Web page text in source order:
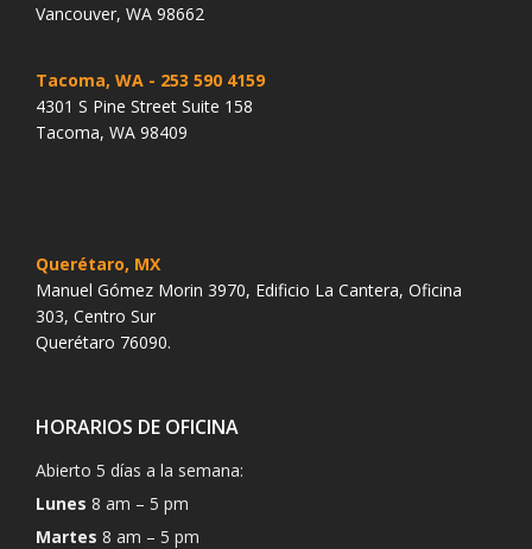
Vancouver, WA 98662
Tacoma, WA - 253 590 4159
4301 S Pine Street Suite 158
Tacoma, WA 98409
Querétaro, MX
Manuel Gómez Morin 3970, Edificio La Cantera, Oficina
303, Centro Sur
Querétaro 76090.
HORARIOS DE OFICINA
Abierto 5 días a la semana:
Lunes 8 am – 5 pm
Martes 8 am – 5 pm